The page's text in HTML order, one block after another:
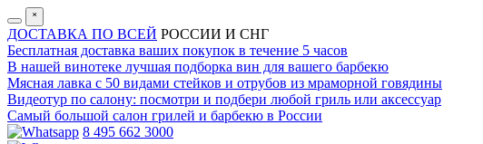
˟
ДОСТАВКА ПО ВСЕЙ РОССИИ И СНГ
Бесплатная доставка ваших покупок в течение 5 часов
В нашей винотеке лучшая подборка вин для вашего барбекю
Мясная лавка с 50 видами стейков и отрубов из мраморной говядины
Видеотур по салону: посмотри и подбери любой гриль или аксессуар
Самый большой салон грилей и барбекю в России
8 495 662 3000